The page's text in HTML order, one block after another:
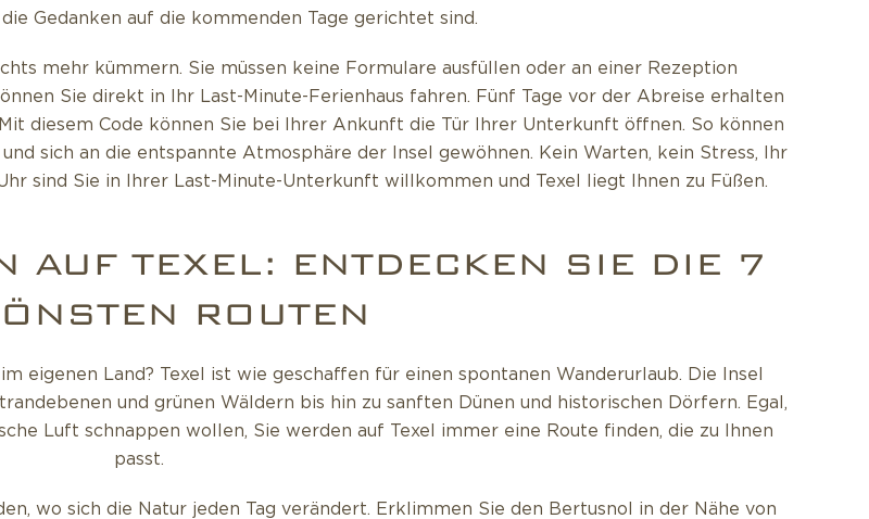
Gedanken auf die kommenden Tage gerichtet sind.
mehr kümmern. Sie müssen keine Formulare ausfüllen oder an einer Rezeption
Sie direkt in Ihr Last-Minute-Ferienhaus fahren. Fünf Tage vor der Abreise erhalten
diesem Code können Sie bei Ihrer Ankunft die Tür Ihrer Unterkunft öffnen. So können
sich an die entspannte Atmosphäre der Insel gewöhnen. Kein Warten, kein Stress, Ihr
sind Sie in Ihrer Last-Minute-Unterkunft willkommen und Texel liegt Ihnen zu Füßen.
AUF TEXEL: ENTDECKEN SIE DIE 7
ROUTEN
eigenen Land? Texel ist wie geschaffen für einen spontanen Wanderurlaub. Die Insel
und grünen Wäldern bis hin zu sanften Dünen und historischen Dörfern. Egal,
Luft schnappen wollen, Sie werden auf Texel immer eine Route finden, die zu Ihnen
passt.
wo sich die Natur jeden Tag verändert. Erklimmen Sie den Bertusnol in der Nähe von